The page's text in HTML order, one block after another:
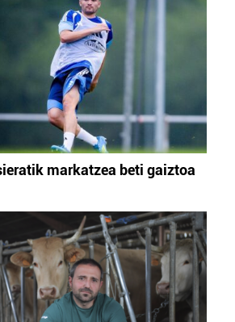
markatzea beti gaiztoa